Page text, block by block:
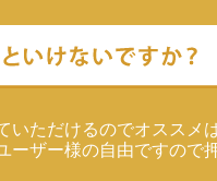
いただけるのでオススメ
ーザー様の自由ですので